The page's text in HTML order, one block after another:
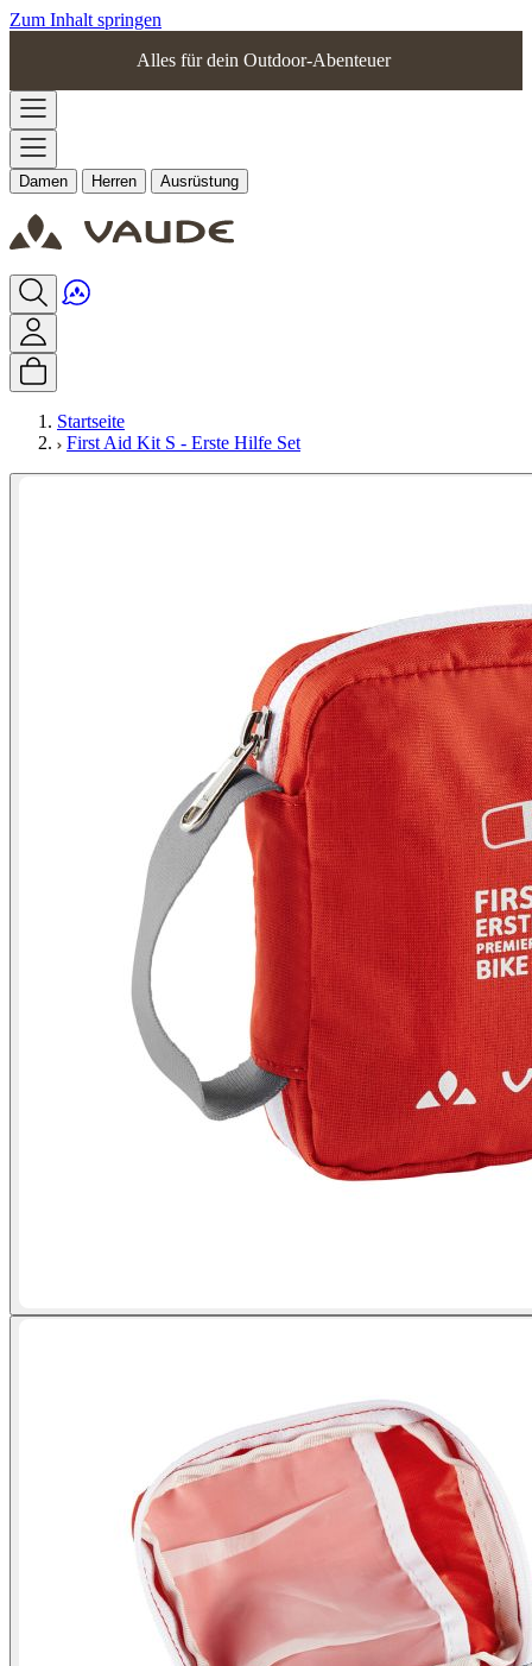
Zum Inhalt springen
Alles für dein Outdoor-Abenteuer
Damen Herren Ausrüstung
Startseite
First Aid Kit S - Erste Hilfe Set